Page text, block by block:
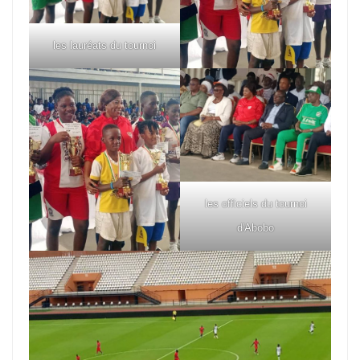
les lauréats du tournoi
les officiels du tournoi
d'Abobo